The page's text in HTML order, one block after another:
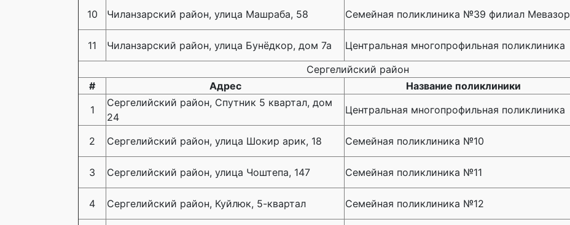
10
Чиланзарский район, улица Машраба, 58 Семейная поликлиника №39 филиал Мевазор
11
Чиланзарский район, улица Бунёдкор, дом 7а Центральная многопрофильная поликлиника
Cергелийский район
#
Адрес Название поликлиники
1
Сергелийский район, Спутник 5 квартал, дом
24
Центральная многопрофильная поликлиника
2
Сергелийский район, улица Шокир арик, 18 Семейная поликлиника №10
3
Сергелийский район, улица Чоштепа, 147 Семейная поликлиника №11
4
Сергелийский район, Куйлюк, 5-квартал Семейная поликлиника №12